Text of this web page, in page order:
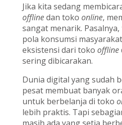
Jika kita sedang
offlinedan toko online,
sangat menarik.
pola konsumsi
eksistensi dari toko offline
sering dibicarakan.
Dunia digital yang sudah
pesat membuat banyak
untuk berbelanja di toko
lebih praktis. Tapi